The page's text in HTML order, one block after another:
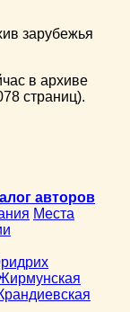
зарубежья
в архиве
страниц).
авторов
Места